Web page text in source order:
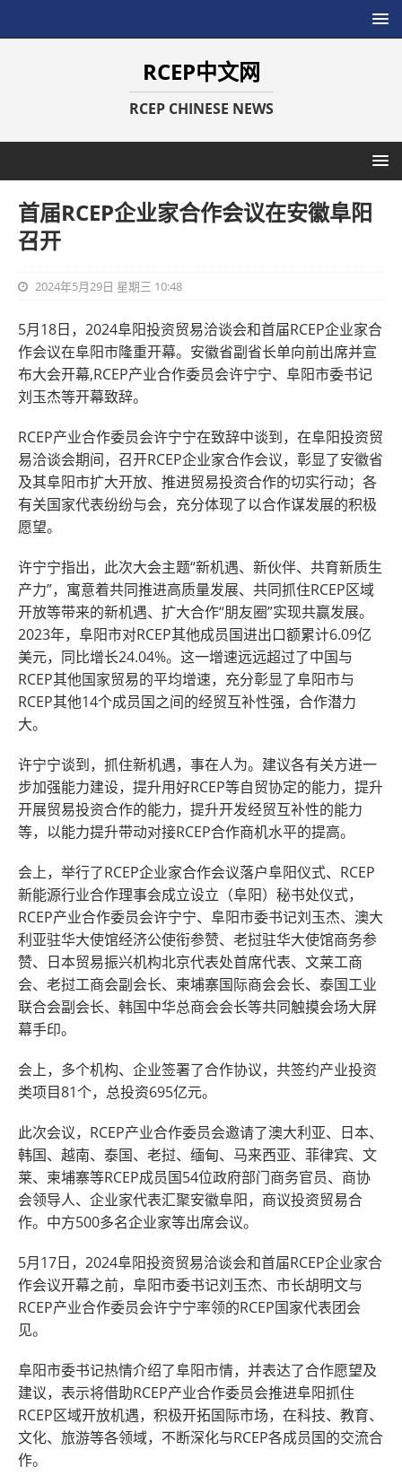
RCEP中文网
RCEP CHINESE NEWS
首届RCEP企业家合作会议在安徽阜阳
召开
2024年5月29日 星期三 10:48
5月18日，2024阜阳投资贸易洽谈会和首届RCEP企业家合
作会议在阜阳市隆重开幕。安徽省副省长单向前出席并宣
布大会开幕,RCEP产业合作委员会许宁宁、阜阳市委书记
刘玉杰等开幕致辞。
RCEP产业合作委员会许宁宁在致辞中谈到，在阜阳投资贸
易洽谈会期间，召开RCEP企业家合作会议，彰显了安徽省
及其阜阳市扩大开放、推进贸易投资合作的切实行动；各
有关国家代表纷纷与会，充分体现了以合作谋发展的积极
愿望。
许宁宁指出，此次大会主题“新机遇、新伙伴、共育新质生
产力”，寓意着共同推进高质量发展、共同抓住RCEP区域
开放等带来的新机遇、扩大合作“朋友圈”实现共赢发展。
2023年，阜阳市对RCEP其他成员国进出口额累计6.09亿
美元，同比增长24.04%。这一增速远远超过了中国与
RCEP其他国家贸易的平均增速，充分彰显了阜阳市与
RCEP其他14个成员国之间的经贸互补性强，合作潜力
大。
许宁宁谈到，抓住新机遇，事在人为。建议各有关方进一
步加强能力建设，提升用好RCEP等自贸协定的能力，提升
开展贸易投资合作的能力，提升开发经贸互补性的能力
等，以能力提升带动对接RCEP合作商机水平的提高。
会上，举行了RCEP企业家合作会议落户阜阳仪式、RCEP
新能源行业合作理事会成立设立（阜阳）秘书处仪式，
RCEP产业合作委员会许宁宁、阜阳市委书记刘玉杰、澳大
利亚驻华大使馆经济公使衔参赞、老挝驻华大使馆商务参
赞、日本贸易振兴机构北京代表处首席代表、文莱工商
会、老挝工商会副会长、柬埔寨国际商会会长、泰国工业
联合会副会长、韩国中华总商会会长等共同触摸会场大屏
幕手印。
会上，多个机构、企业签署了合作协议，共签约产业投资
类项目81个，总投资695亿元。
此次会议，RCEP产业合作委员会邀请了澳大利亚、日本、
韩国、越南、泰国、老挝、缅甸、马来西亚、菲律宾、文
莱、柬埔寨等RCEP成员国54位政府部门商务官员、商协
会领导人、企业家代表汇聚安徽阜阳，商议投资贸易合
作。中方500多名企业家等出席会议。
5月17日，2024阜阳投资贸易洽谈会和首届RCEP企业家合
作会议开幕之前，阜阳市委书记刘玉杰、市长胡明文与
RCEP产业合作委员会许宁宁率领的RCEP国家代表团会
见。
阜阳市委书记热情介绍了阜阳市情，并表达了合作愿望及
建议，表示将借助RCEP产业合作委员会推进阜阳抓住
RCEP区域开放机遇，积极开拓国际市场，在科技、教育、
文化、旅游等各领域，不断深化与RCEP各成员国的交流合
作。